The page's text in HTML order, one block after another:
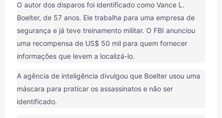
O autor dos disparos foi identificado como Vance L.
Boelter, de 57 anos. Ele trabalha para uma empresa de
segurança e já teve treinamento militar. O FBI anunciou
uma recompensa de US$ 50 mil para quem fornecer
informações que levem a localizá-lo.
A agência de inteligência divulgou que Boelter usou uma
máscara para praticar os assassinatos e não ser
identificado.